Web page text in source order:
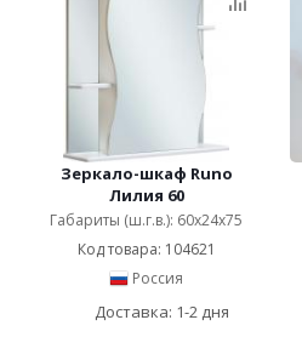
Зеркало-шкаф Runo
Лилия 60
Габариты (ш.г.в.): 60x24x75
Код товара: 104621
Россия
Доставка: 1-2 дня